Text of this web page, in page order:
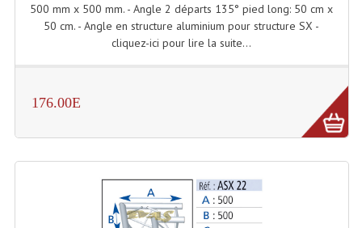
Pieds D'enceintes
Compresseurs , Limiteurs , Noise Gate
Egaliseur Egaliseurs
500 mm x 500 mm. - Angle 2 départs 135° pied long: 50 cm x
50 cm. - Angle en structure aluminium pour structure SX -
cliquez-ici pour lire la suite...
176.00E